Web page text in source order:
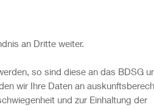
an Dritte weiter.
so sind diese an das BDSG
wir Ihre Daten an
und zur Einhaltung der